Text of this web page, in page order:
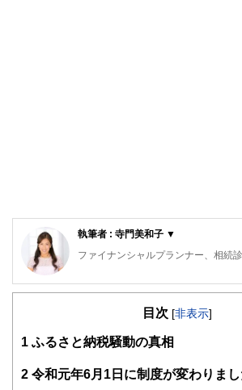
執筆者 : 寺門美和子 ▼
ファイナンシャルプランナー、相続
公的保険アドバイザー／確定拠出年
大手流通業界系のファッションビジ
（整体）で、主にマネージメント・
に離婚。長い間従事した「からだ系
しておらず『資格の大切さ』を実感
目次 [非表示]
1 ふるさと納税騒動の真相
2 令和元年6月1日に制度が変わりまし